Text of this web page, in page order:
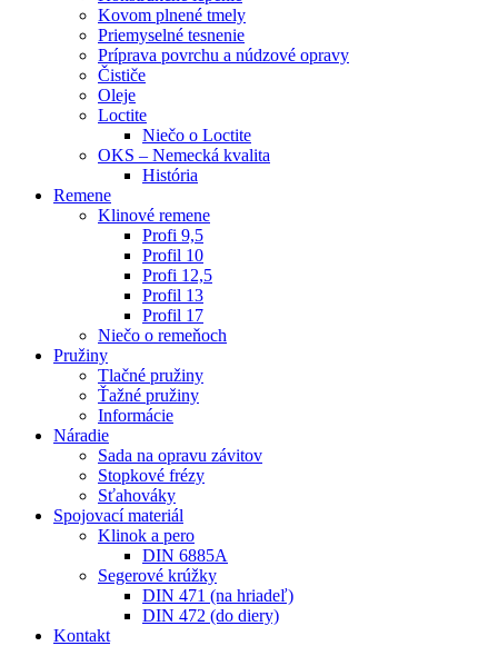
Kovom plnené tmely
Priemyselné tesnenie
Príprava povrchu a núdzové opravy
Čističe
Oleje
Loctite
Niečo o Loctite
OKS – Nemecká kvalita
História
Remene
Klinové remene
Profi 9,5
Profil 10
Profi 12,5
Profil 13
Profil 17
Niečo o remeňoch
Pružiny
Tlačné pružiny
Ťažné pružiny
Informácie
Náradie
Sada na opravu závitov
Stopkové frézy
Sťahováky
Spojovací materiál
Klinok a pero
DIN 6885A
Segerové krúžky
DIN 471 (na hriadeľ)
DIN 472 (do diery)
Kontakt